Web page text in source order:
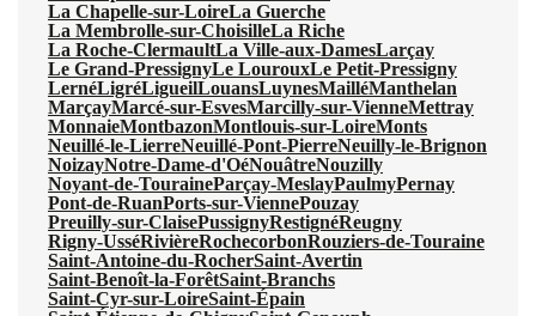
La Chapelle-sur-LoireLa Guerche
La Membrolle-sur-ChoisilleLa Riche
La Roche-ClermaultLa Ville-aux-DamesLarçay
Le Grand-PressignyLe LourouxLe Petit-Pressigny
LernéLigréLigueilLouansLuynesMailléManthelan
MarçayMarcé-sur-EsvesMarcilly-sur-VienneMettray
MonnaieMontbazonMontlouis-sur-LoireMonts
Neuillé-le-LierreNeuillé-Pont-PierreNeuilly-le-Brignon
NoizayNotre-Dame-d'OéNouâtreNouzilly
Noyant-de-TouraineParçay-MeslayPaulmyPernay
Pont-de-RuanPorts-sur-ViennePouzay
Preuilly-sur-ClaisePussignyRestignéReugny
Rigny-UsséRivièreRochecorbonRouziers-de-Touraine
Saint-Antoine-du-RocherSaint-Avertin
Saint-Benoît-la-ForêtSaint-Branchs
Saint-Cyr-sur-LoireSaint-Épain